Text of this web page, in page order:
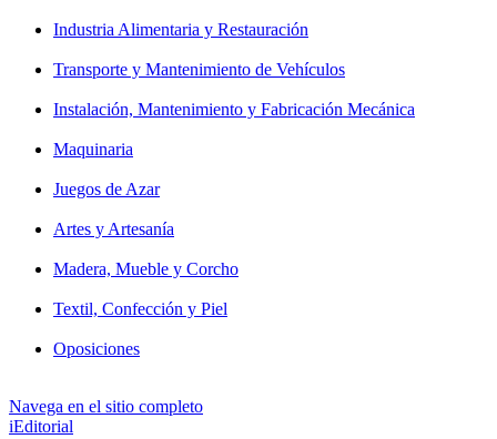
Industria Alimentaria y Restauración
Transporte y Mantenimiento de Vehículos
Instalación, Mantenimiento y Fabricación Mecánica
Maquinaria
Juegos de Azar
Artes y Artesanía
Madera, Mueble y Corcho
Textil, Confección y Piel
Oposiciones
Navega en el sitio completo
iEditorial